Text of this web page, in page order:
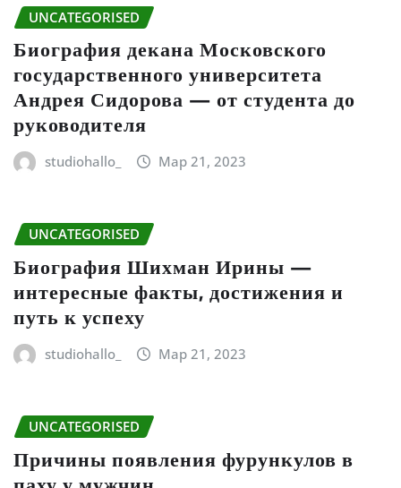
UNCATEGORISED
Биография декана Московского
государственного университета
Андрея Сидорова — от студента до
руководителя
studiohallo_ Мар 21, 2023
UNCATEGORISED
Биография Шихман Ирины —
интересные факты, достижения и
путь к успеху
studiohallo_ Мар 21, 2023
UNCATEGORISED
Причины появления фурункулов в